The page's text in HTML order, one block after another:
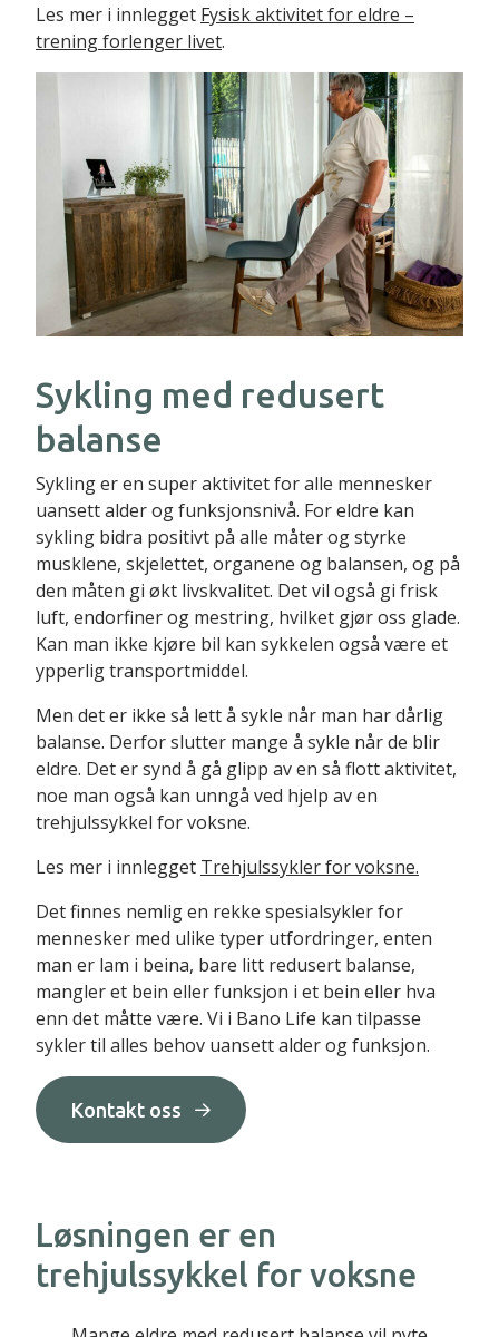
Les mer i innlegget Fysisk aktivitet for eldre –
trening forlenger livet.
Sykling med redusert
balanse
Sykling er en super aktivitet for alle mennesker
uansett alder og funksjonsnivå. For eldre kan
sykling bidra positivt på alle måter og styrke
musklene, skjelettet, organene og balansen, og på
den måten gi økt livskvalitet. Det vil også gi frisk
luft, endorfiner og mestring, hvilket gjør oss glade.
Kan man ikke kjøre bil kan sykkelen også være et
ypperlig transportmiddel.
Men det er ikke så lett å sykle når man har dårlig
balanse. Derfor slutter mange å sykle når de blir
eldre. Det er synd å gå glipp av en så flott aktivitet,
noe man også kan unngå ved hjelp av en
trehjulssykkel for voksne.
Les mer i innlegget Trehjulssykler for voksne.
Det finnes nemlig en rekke spesialsykler for
mennesker med ulike typer utfordringer, enten
man er lam i beina, bare litt redusert balanse,
mangler et bein eller funksjon i et bein eller hva
enn det måtte være. Vi i Bano Life kan tilpasse
sykler til alles behov uansett alder og funksjon.
Kontakt oss
Løsningen er en
trehjulssykkel for voksne